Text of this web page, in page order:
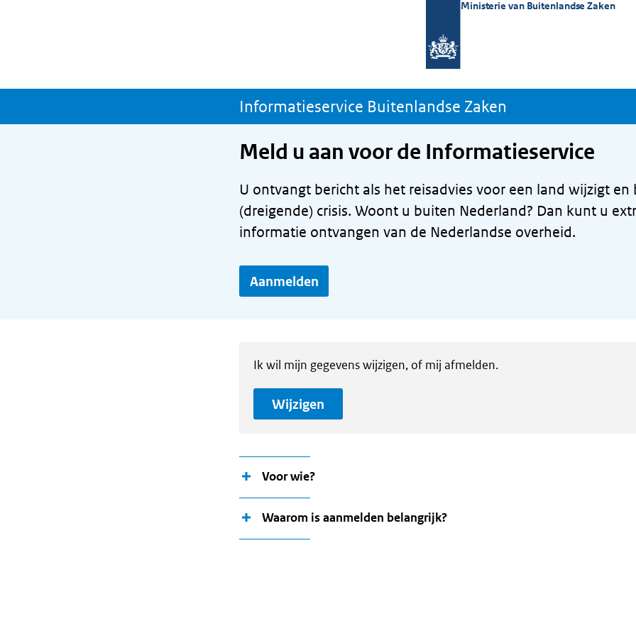
Ministerie van Buitenlandse Zaken
Meld u aan voor de Informatieservice
U ontvangt bericht als het reisadvies voor een land wijzigt en
(dreigende) crisis. Woont u buiten Nederland? Dan kunt u
informatie ontvangen van de Nederlandse overheid.
Aanmelden
Ik wil mijn gegevens wijzigen, of mij afmelden.
Wijzigen
Voor wie?
Waarom is aanmelden belangrijk?